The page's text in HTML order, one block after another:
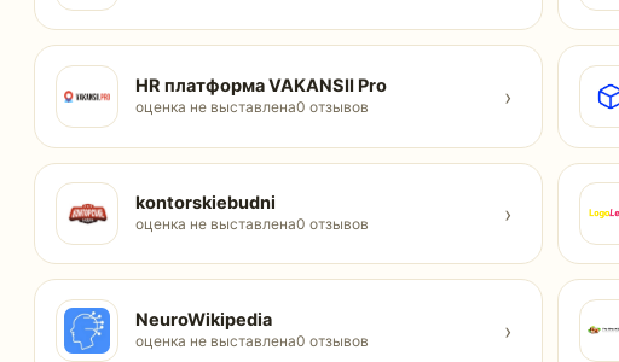
HR платформа VAKANSII Pro
оценка не выставлена0 отзывов ›
kontorskiebudni
оценка не выставлена0 отзывов ›
NeuroWikipedia
оценка не выставлена0 отзывов ›